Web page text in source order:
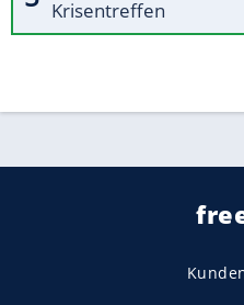
Krisentreffen